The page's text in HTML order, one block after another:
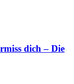
dich – Die